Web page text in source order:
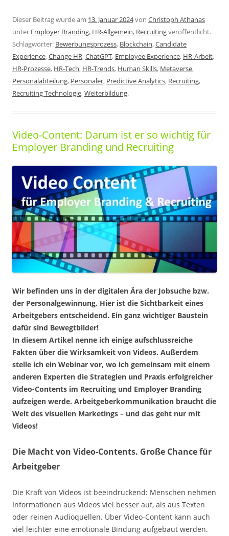
Dieser Beitrag wurde am 13. Januar 2024von Christoph Athanas
unter Employer Branding, HR-Allgemein, Recruitingveröffentlicht.
Schlagwörter: Bewerbungsprozess, Blockchain,Candidate
Experience,Change HR,ChatGPT, Employee Experience, HR-Arbeit,
HR-Prozesse, HR-Tech, HR-Trends, Human Skills, Metaverse,
Personalabteilung, Personaler, Predictive Analytics, Recruiting,
Recruiting Technologie,Weiterbildung.
Video-Content: Darum ist er so wichtig für
Employer Branding und Recruiting
Wir befinden uns in der digitalen Ära der Jobsuche bzw.
der Personalgewinnung. Hier ist die Sichtbarkeit eines
Arbeitgebers entscheidend. Ein ganz wichtiger Baustein
dafür sind Bewegtbilder!
In diesem Artikel nenne ich einige aufschlussreiche
Fakten über die Wirksamkeit von Videos. Außerdem
stelle ich ein Webinar vor, wo ich gemeinsam mit einem
anderen Experten die Strategien und Praxis erfolgreicher
Video-Contents im Recruiting und Employer Branding
aufzeigen werde. Arbeitgeberkommunikation braucht die
Welt des visuellen Marketings – und das geht nur mit
Videos!
Die Macht von Video-Contents. Große Chance für
Arbeitgeber
Die Kraft von Videos ist beeindruckend: Menschen nehmen
Informationen aus Videos viel besser auf, als aus Texten
oder reinen Audioquellen. Über Video-Content kann auch
viel leichter eine emotionale Bindung aufgebaut werden.